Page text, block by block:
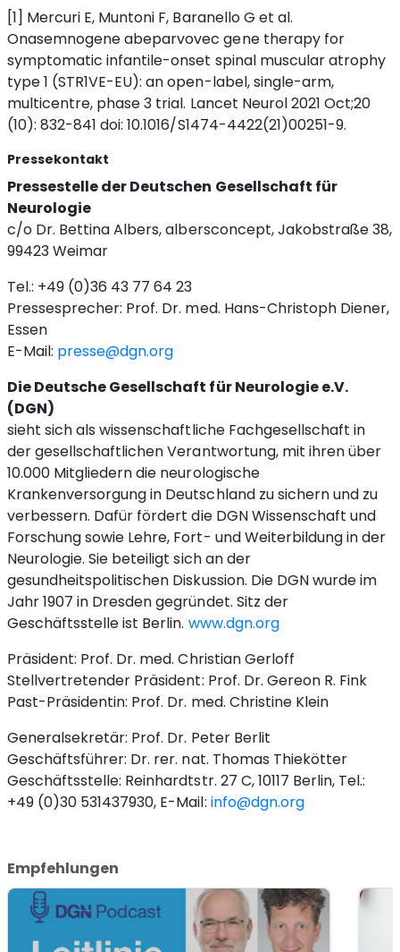
[1] Mercuri E, Muntoni F, Baranello G et al.
Onasemnogene abeparvovec gene therapy for
symptomatic infantile-onset spinal muscular atrophy
type 1 (STR1VE-EU): an open-label, single-arm,
multicentre, phase 3 trial. Lancet Neurol 2021 Oct;20
(10): 832-841 doi: 10.1016/S1474-4422(21)00251-9.
Pressekontakt
Pressestelle der Deutschen Gesellschaft für
Neurologie
c/o Dr. Bettina Albers, albersconcept, Jakobstraße 38,
99423 Weimar
Tel.: +49 (0)36 43 77 64 23
Pressesprecher: Prof. Dr. med. Hans-Christoph Diener,
Essen
E-Mail: presse@dgn.org
Die Deutsche Gesellschaft für Neurologie e.V.
(DGN)
sieht sich als wissenschaftliche Fachgesellschaft in
der gesellschaftlichen Verantwortung, mit ihren über
10.000 Mitgliedern die neurologische
Krankenversorgung in Deutschland zu sichern und zu
verbessern. Dafür fördert die DGN Wissenschaft und
Forschung sowie Lehre, Fort- und Weiterbildung in der
Neurologie. Sie beteiligt sich an der
gesundheitspolitischen Diskussion. Die DGN wurde im
Jahr 1907 in Dresden gegründet. Sitz der
Geschäftsstelle ist Berlin. www.dgn.org
Präsident: Prof. Dr. med. Christian Gerloff
Stellvertretender Präsident: Prof. Dr. Gereon R. Fink
Past-Präsidentin: Prof. Dr. med. Christine Klein
Generalsekretär: Prof. Dr. Peter Berlit
Geschäftsführer: Dr. rer. nat. Thomas Thiekötter
Geschäftsstelle: Reinhardtstr. 27 C, 10117 Berlin, Tel.:
+49 (0)30 531437930, E-Mail: info@dgn.org
Empfehlungen